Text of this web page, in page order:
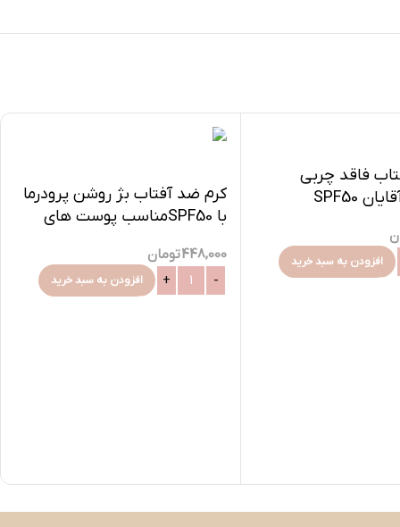
فاقد چربی
مخصوص آقایان SPF50
افزودن به سبد خرید
کرم ضد آفتاب بژ روشن پرودرما
با SPF50مناسب پوست های
448,000تومان
افزودن به سبد خرید